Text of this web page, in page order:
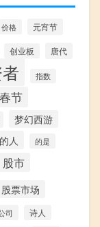
价格 元宵节
创业板 唐代
指数
春节
梦幻西游
的人 的是
股市
股票市场
司 诗人